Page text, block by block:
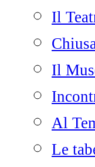
Il
Il
Al
Le